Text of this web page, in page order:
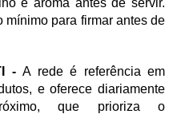
mínimo para firmar antes de
-A rede é referência em
e oferece diariamente
que prioriza o